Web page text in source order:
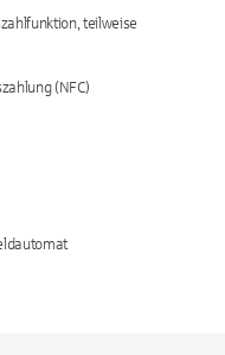
teilweise
(NFC)